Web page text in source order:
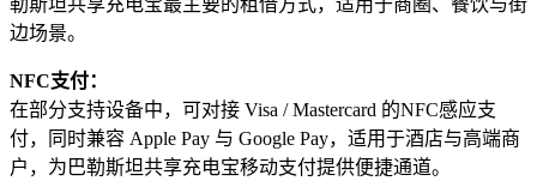
勒斯坦共享充电宝最主要的租借方式，适用于商圈、餐饮与街
边场景。
NFC支付：
在部分支持设备中，可对接 Visa / Mastercard 的NFC感应支
付，同时兼容 Apple Pay 与 Google Pay，适用于酒店与高端商
户，为巴勒斯坦共享充电宝移动支付提供便捷通道。